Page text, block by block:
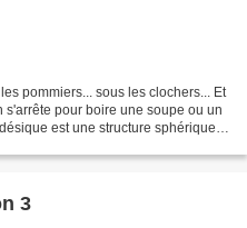
pommiers... sous les clochers... Et
pour boire une soupe ou un
est une structure sphérique
3